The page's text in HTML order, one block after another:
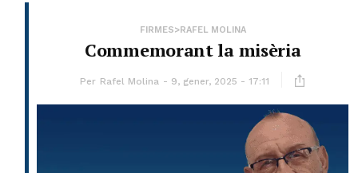
FIRMES>RAFEL MOLINA
Commemorant la misèria
Per Rafel Molina 9, gener, 2025 - 17:11